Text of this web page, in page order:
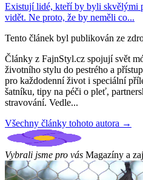
Existují lidé, kteří by byli skvělými
vidět. Ne proto, že by neměli co...
Tento článek byl publikován ze
Články z FajnStyl.cz spojují svět
životního stylu do pestrého a
pro každodenní život i speciální
šatníku, tipy na péči o pleť,
stravování. Vedle...
Všechny články tohoto autora →
Vybrali jsme pro vás Magazíny a